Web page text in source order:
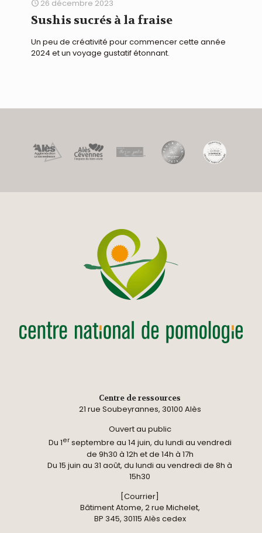
26 décembre 2023
Sushis sucrés à la fraise
Un peu de créativité pour commencer cette année
2024 et un voyage gustatif étonnant.
Centre de ressources
21 rue Soubeyrannes, 30100 Alès
Ouvert au public
Du 1erseptembre au 14 juin, du lundi au vendredi
de 9h30 à 12h et de 14h à 17h
Du 15 juin au 31 août, du lundi au vendredi de 8h à
15h30
[Courrier]
Bâtiment Atome, 2 rue Michelet,
BP 345, 30115 Alès cedex